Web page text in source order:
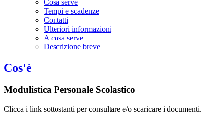
Cosa serve
Tempi e scadenze
Contatti
Ulteriori informazioni
A cosa serve
Descrizione breve
Cos'è
Modulistica Personale Scolastico
Clicca i link sottostanti per consultare e/o scaricare i documenti.